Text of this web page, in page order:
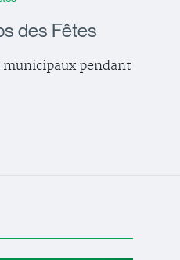
des Fêtes
municipaux pendant